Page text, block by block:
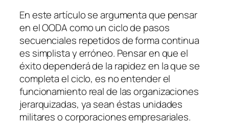
En este artículo se argumenta que pensar
en el OODA como un ciclo de pasos
secuenciales repetidos de forma continua
es simplista y erróneo. Pensar en que el
éxito dependerá de la rapidez en la que se
completa el ciclo, es no entender el
funcionamiento real de las organizaciones
jerarquizadas, ya sean éstas unidades
militares o corporaciones empresariales.